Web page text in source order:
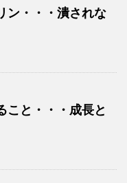
ン・・・潰されな
こと・・・成長と